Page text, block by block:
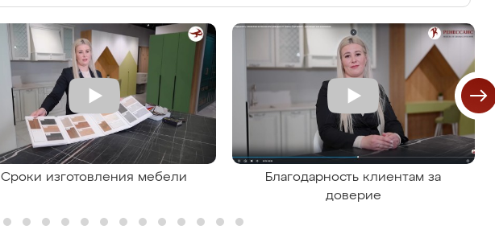
Сроки изготовления мебели
Благодарность клиентам за
доверие